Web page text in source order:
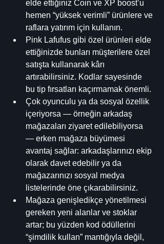
elde ettiğiniz Coin ve XP boost’u
hemen “yüksek verimli” ürünlere ve
raflara yatırım için kullanın.
Pink Lafufus gibi özel ürünleri elde
ettiğinizde bunları müşterilere özel
satışta kullanarak kârı
artırabilirsiniz. Kodlar sayesinde
bu tip fırsatları kaçırmamak önemli.
Çok oyunculu ya da sosyal özellik
içeriyorsa — örneğin arkadaş
mağazaları ziyaret edilebiliyorsa
— erken mağaza büyümesi
avantaj sağlar: arkadaşlarınızı ekip
olarak davet edebilir ya da
mağazarınızı sosyal medya
listelerinde öne çıkarabilirsiniz.
Mağaza genişledikçe yönetilmesi
gereken yeni alanlar ve stoklar
artar; bu yüzden kod ödüllerini
“şimdilik kullan” mantığıyla değil,